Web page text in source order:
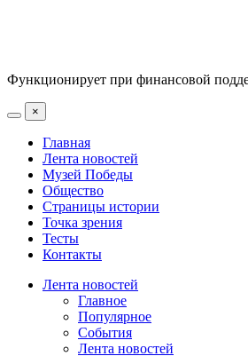
Функционирует при финансовой
×
Главная
Лента новостей
Музей Победы
Общество
Страницы истории
Точка зрения
Тесты
Контакты
Лента новостей
Главное
Популярное
События
Лента новостей